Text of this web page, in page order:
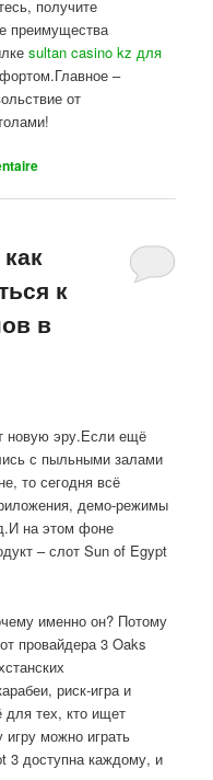
получите
преимущества
sultan casino kz для
–
от
к
в
новую эру.Если ещё
с пыльными залами
то сегодня всё
демо-режимы
на этом фоне
– слот Sun of Egypt
именно он? Потому
провайдера 3 Oaks
риск-игра и
тех, кто ищет
можно играть
3 доступна каждому, и